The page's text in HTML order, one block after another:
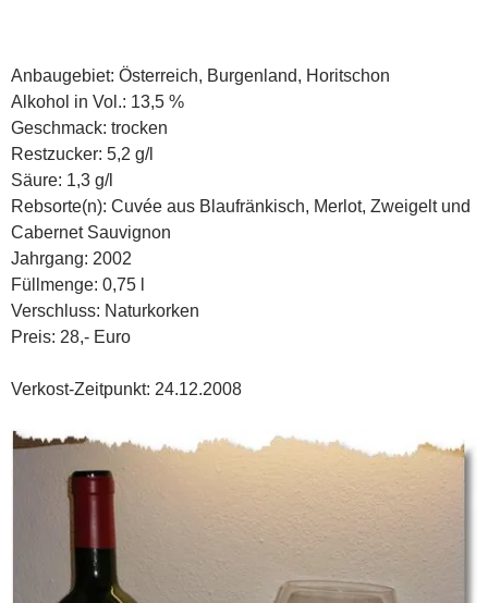
Anbaugebiet: Österreich, Burgenland, Horitschon
Alkohol in Vol.: 13,5 %
Geschmack: trocken
Restzucker: 5,2 g/l
Säure: 1,3 g/l
Rebsorte(n): Cuvée aus Blaufränkisch, Merlot, Zweigelt und
Cabernet Sauvignon
Jahrgang: 2002
Füllmenge: 0,75 l
Verschluss: Naturkorken
Preis: 28,- Euro
Verkost-Zeitpunkt: 24.12.2008